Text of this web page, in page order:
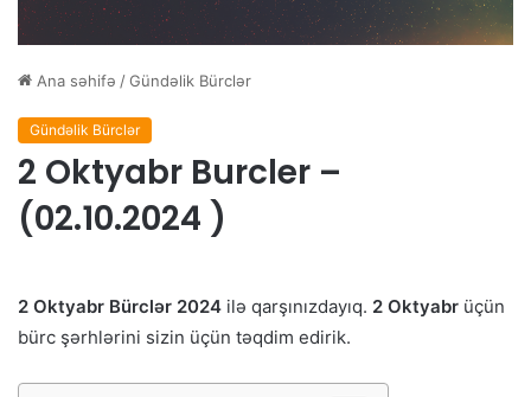
Ana səhifə /Gündəlik Bürclər
Gündəlik Bürclər
2 Oktyabr Burcler –
(02.10.2024 )
2 Oktyabr Bürclər 2024 ilə qarşınızdayıq. 2 Oktyabr üçün
bürc şərhlərini sizin üçün təqdim edirik.